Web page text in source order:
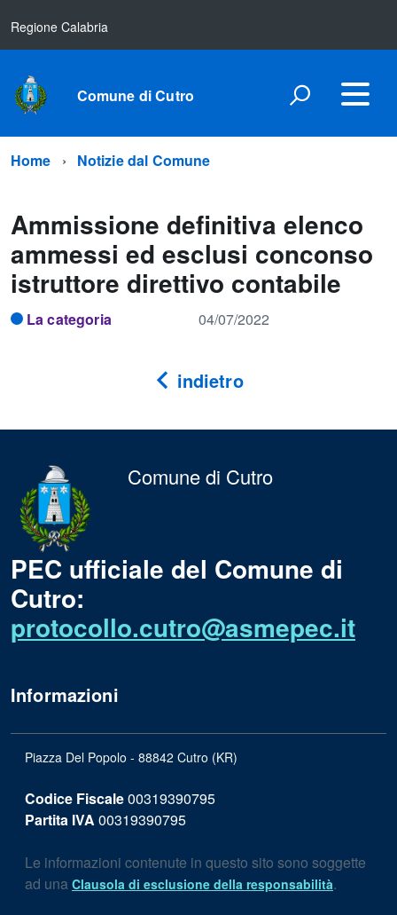
Regione Calabria
Comune di Cutro
Home Notizie dal Comune
Ammissione definitiva elenco
ammessi ed esclusi conconso
istruttore direttivo contabile
La categoria 04/07/2022
indietro
Comune di Cutro
PEC ufficiale del Comune di
Cutro:
protocollo.cutro@asmepec.it
Informazioni
Piazza Del Popolo - 88842 Cutro (KR)
Codice Fiscale00319390795
Partita IVA 00319390795
Le informazioni contenute in questo sito sono soggette
ad una Clausola di esclusione della responsabilità.